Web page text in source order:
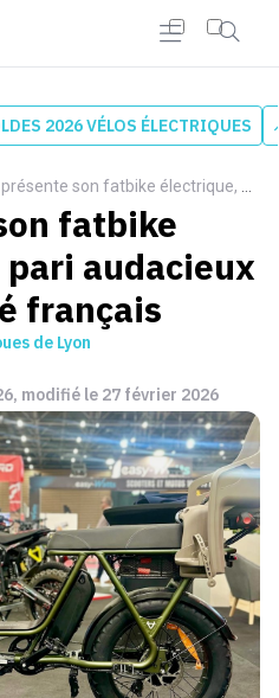
2026 VÉLOS ÉLECTRIQUES
son fatbike électrique, un pari audacieux pour le marché français
fatbike
audacieux
français
de Lyon
, modifié le 27 février 2026